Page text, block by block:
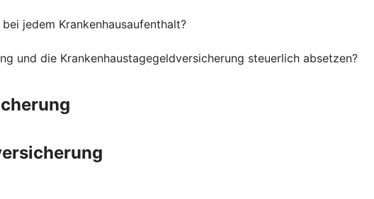
jedem Krankenhausaufenthalt?
und die Krankenhaustagegeldversicherung steuerlich absetzen?